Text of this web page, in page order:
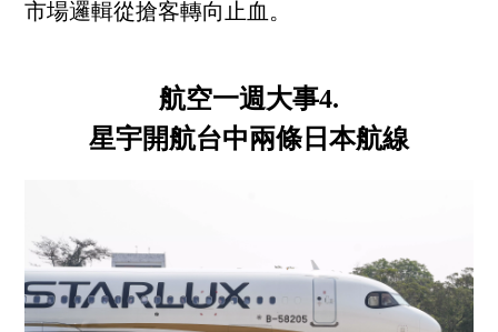
市場邏輯從搶客轉向止血。
航空一週大事4.
星宇開航台中兩條日本航線